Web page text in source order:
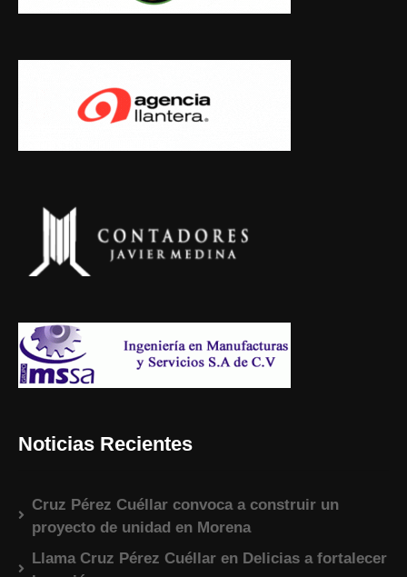
Noticias Recientes
Cruz Pérez Cuéllar convoca a construir un
proyecto de unidad en Morena
Llama Cruz Pérez Cuéllar en Delicias a fortalecer